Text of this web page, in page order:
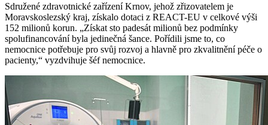
Sdružené zdravotnické zařízení Krnov, jehož zřizovatelem je
Moravskoslezský kraj, získalo dotaci z REACT-EU v celkové výši
152 milionů korun. „Získat sto padesát milionů bez podmínky
spolufinancování byla jedinečná šance. Pořídili jsme to, co
nemocnice potřebuje pro svůj rozvoj a hlavně pro zkvalitnění péče o
pacienty,“ vyzdvihuje šéf nemocnice.